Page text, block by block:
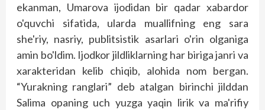
ekanman, Umarova ijodidan bir qadar xabardor
o'quvchi sifatida, ularda muallifning eng sara
she'riy, nasriy, publitsistik asarlari o'rin olganiga
amin bo'ldim. Ijodkor jildliklarning har biriga janri va
xarakteridan kelib chiqib, alohida nom bergan.
“Yurakning ranglari” deb atalgan birinchi jilddan
Salima opaning uch yuzga yaqin lirik va ma'rifiy